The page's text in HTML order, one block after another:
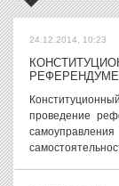
24.12.2014, 10:23
РЕФЕРЕНДУМЕ
проведение